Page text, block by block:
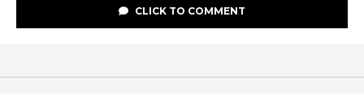
CLICK TO COMMENT